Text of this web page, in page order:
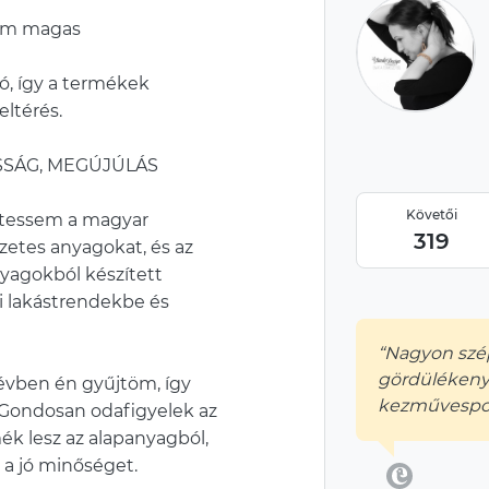
magas
így a termékek
MEGÚJÚLÁS
a magyar
anyagokat, és az
készített
és
én gyűjtöm, így
odafigyelek az
lesz az alapanyagból,
jó minőséget.
Követői
319
“Nagyon